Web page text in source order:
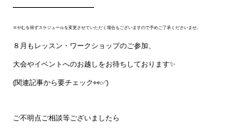
※やむを得ずスケジュールを変更させていただく場合もございますので予めご了承くださいませ。
８月もレッスン・ワークショップのご参加、
大会やイベントへのお越しをお待ちしております✨
(関連記事から要チェック👀✅)
ご不明点ご相談等ございましたら